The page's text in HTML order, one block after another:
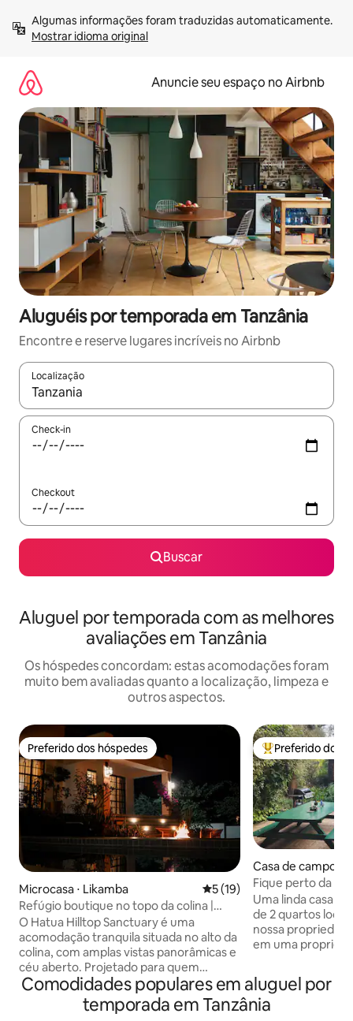
para
Mostrar idioma original
Anuncie seu espaço no Airbnb
Aluguéis por temporada em Tanzânia
Encontre e reserve lugares incríveis no Airbnb
Localização
Quando os resultados estiverem disponíveis, explore-os
Check-in
Checkout
Buscar
Aluguel por temporada com as melhores
avaliações em Tanzânia
Os hóspedes concordam: estas acomodações foram
muito bem avaliadas quanto a localização, limpeza e
outros aspectos.
Preferido dos hóspedes
Preferido dos hóspedes
Microcasa ⋅ Likamba 5 de uma avaliação média
5 (19)
Refúgio boutique no topo da colina |
Piscina privativa e bela vista
O Hatua Hilltop Sanctuary é uma
acomodação tranquila situada no alto da
colina, com amplas vistas panorâmicas e
céu aberto. Projetado para quem
precisa fugir do barulho e se recarregar,
é ideal para quem trabalha
remotamente, viajantes solo, casais em
Entre os
Preferido dos
Casa de campo ⋅
Fique perto da
Cottage
Uma linda casa
de 2 quartos
nossa
em uma
Aeroporto de
da Cidade de Arusha.
deslumbrante,
Comodidades populares em aluguel por
temporada em Tanzânia